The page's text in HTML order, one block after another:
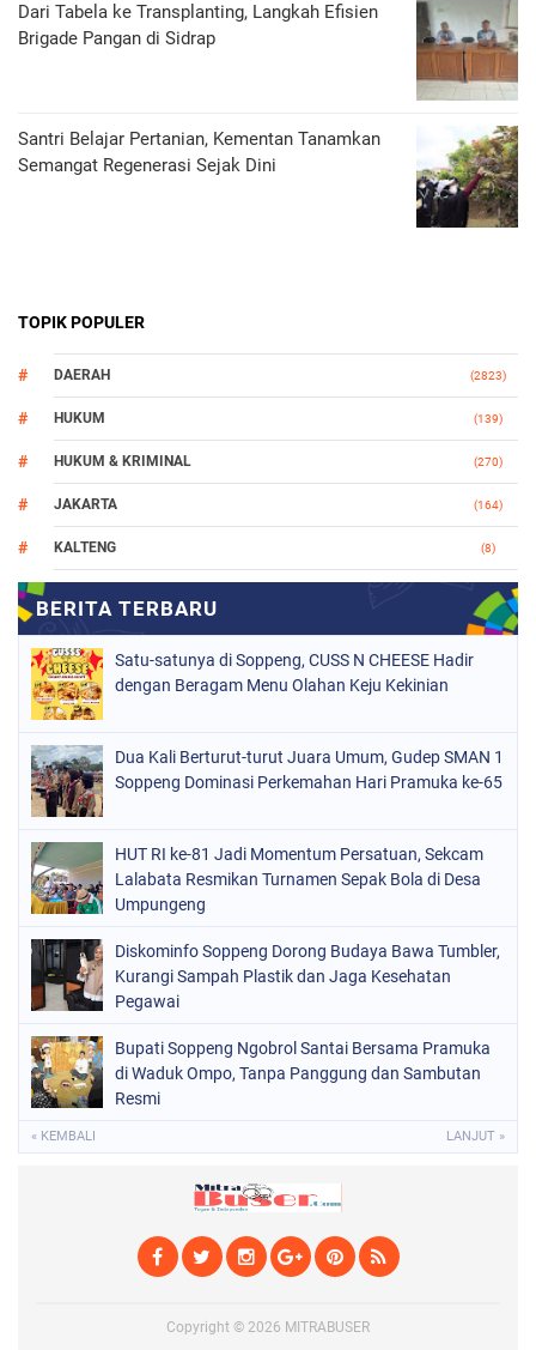
Dari Tabela ke Transplanting, Langkah Efisien
Brigade Pangan di Sidrap
Santri Belajar Pertanian, Kementan Tanamkan
Semangat Regenerasi Sejak Dini
TOPIK POPULER
DAERAH (2823)
HUKUM (139)
HUKUM & KRIMINAL (270)
JAKARTA (164)
KALTENG (8)
(112)
NASIONAL (965)
ORGANISASI
PERISTIWA
POLITIK (226)
POLRI
SOPPENG (1975)
SULSEL
Satu-satunya di Soppeng, CUSS N CHEESE Hadir
dengan Beragam Menu Olahan Keju Kekinian
Dua Kali Berturut-turut Juara Umum, Gudep SMAN 1
Soppeng Dominasi Perkemahan Hari Pramuka ke-65
HUT RI ke-81 Jadi Momentum Persatuan, Sekcam
Lalabata Resmikan Turnamen Sepak Bola di Desa
Umpungeng
Diskominfo Soppeng Dorong Budaya Bawa Tumbler,
Kurangi Sampah Plastik dan Jaga Kesehatan
Pegawai
Bupati Soppeng Ngobrol Santai Bersama Pramuka
di Waduk Ompo, Tanpa Panggung dan Sambutan
Resmi
« KEMBALI LANJUT »
Copyright © 2026 MITRABUSER